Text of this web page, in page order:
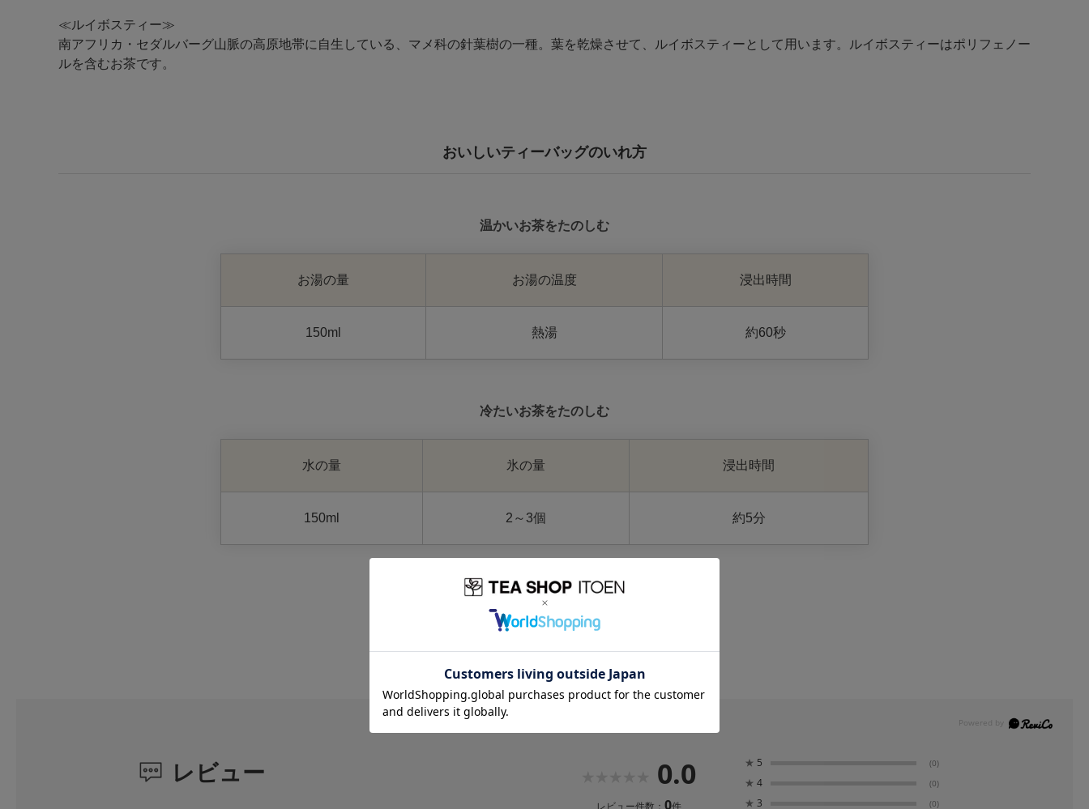
≪ルイボスティー≫
南アフリカ・セダルバーグ山脈の高原地帯に自生している、マメ科の針葉樹の一種。葉を乾燥させて、ルイボスティーとして用います。ルイボスティーはポリフェノー
ルを含むお茶です。
おいしいティーバッグのいれ方
温かいお茶をたのしむ
お湯の量 お湯の温度 浸出時間
150ml 熱湯 約60秒
冷たいお茶をたのしむ
水の量 氷の量 浸出時間
150ml 2～3個 約5分
レビュー 0.0
レビュー件数： 0件
★ 5 (0)
★ 4 (0)
★ 3 (0)